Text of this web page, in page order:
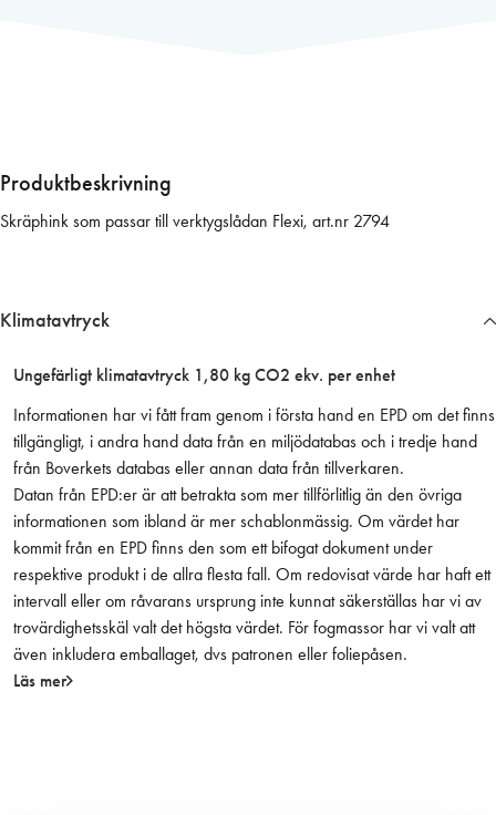
e
r
g
l
å
d
a
m
ä
n
g
d
Klimatavtryck
Ungefärligt klimatavtryck 1,80 kg CO2 ekv. per enhet
Informationen har vi fått fram genom i första hand en EPD om det finns
tillgängligt, i andra hand data från en miljödatabas och i tredje hand
från Boverkets databas eller annan data från tillverkaren.
Datan från EPD:er är att betrakta som mer tillförlitlig än den övriga
informationen som ibland är mer schablonmässig. Om värdet har
kommit från en EPD finns den som ett bifogat dokument under
respektive produkt i de allra flesta fall. Om redovisat värde har haft ett
intervall eller om råvarans ursprung inte kunnat säkerställas har vi av
trovärdighetsskäl valt det högsta värdet. För fogmassor har vi valt att
även inkludera emballaget, dvs patronen eller foliepåsen.
Läs mer
Produktbeskrivning
Skräphink som passar till verktygslådan Flexi, art.nr 2794